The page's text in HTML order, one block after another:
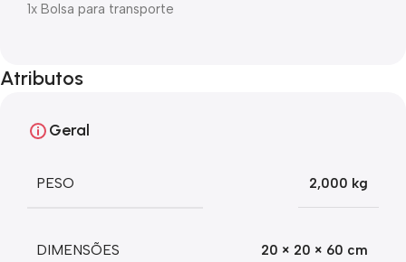
1x Bolsa para transporte
Atributos
Geral
PESO 2,000 kg
DIMENSÕES 20 × 20 × 60 cm